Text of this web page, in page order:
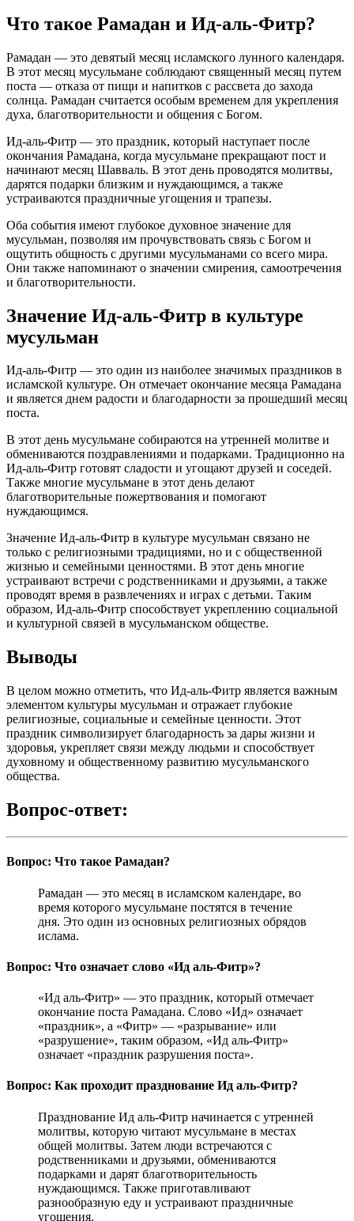
Что такое Рамадан и Ид-аль-Фитр?
Рамадан — это девятый месяц исламского лунного календаря.
В этот месяц мусульмане соблюдают священный месяц путем
поста — отказа от пищи и напитков с рассвета до захода
солнца. Рамадан считается особым временем для укрепления
духа, благотворительности и общения с Богом.
Ид-аль-Фитр — это праздник, который наступает после
окончания Рамадана, когда мусульмане прекращают пост и
начинают месяц Шавваль. В этот день проводятся молитвы,
дарятся подарки близким и нуждающимся, а также
устраиваются праздничные угощения и трапезы.
Оба события имеют глубокое духовное значение для
мусульман, позволяя им прочувствовать связь с Богом и
ощутить общность с другими мусульманами со всего мира.
Они также напоминают о значении смирения, самоотречения
и благотворительности.
Значение Ид-аль-Фитр в культуре
мусульман
Ид-аль-Фитр — это один из наиболее значимых праздников в
исламской культуре. Он отмечает окончание месяца Рамадана
и является днем радости и благодарности за прошедший месяц
поста.
В этот день мусульмане собираются на утренней молитве и
обмениваются поздравлениями и подарками. Традиционно на
Ид-аль-Фитр готовят сладости и угощают друзей и соседей.
Также многие мусульмане в этот день делают
благотворительные пожертвования и помогают
нуждающимся.
Значение Ид-аль-Фитр в культуре мусульман связано не
только с религиозными традициями, но и с общественной
жизнью и семейными ценностями. В этот день многие
устраивают встречи с родственниками и друзьями, а также
проводят время в развлечениях и играх с детьми. Таким
образом, Ид-аль-Фитр способствует укреплению социальной
и культурной связей в мусульманском обществе.
Выводы
В целом можно отметить, что Ид-аль-Фитр является важным
элементом культуры мусульман и отражает глубокие
религиозные, социальные и семейные ценности. Этот
праздник символизирует благодарность за дары жизни и
здоровья, укрепляет связи между людьми и способствует
духовному и общественному развитию мусульманского
общества.
Вопрос-ответ:
Вопрос: Что такое Рамадан?
Рамадан — это месяц в исламском календаре, во
время которого мусульмане постятся в течение
дня. Это один из основных религиозных обрядов
ислама.
Вопрос: Что означает слово «Ид аль-Фитр»?
«Ид аль-Фитр» — это праздник, который отмечает
окончание поста Рамадана. Слово «Ид» означает
«праздник», а «Фитр» — «разрывание» или
«разрушение», таким образом, «Ид аль-Фитр»
означает «праздник разрушения поста».
Вопрос: Как проходит празднование Ид аль-Фитр?
Празднование Ид аль-Фитр начинается с утренней
молитвы, которую читают мусульмане в местах
общей молитвы. Затем люди встречаются с
родственниками и друзьями, обмениваются
подарками и дарят благотворительность
нуждающимся. Также приготавливают
разнообразную еду и устраивают праздничные
угощения.